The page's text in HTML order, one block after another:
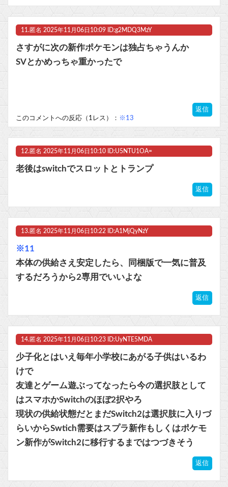
11. 匿名 2025年11月06日10:09 ID:g2MDQ3MzY
さすがに次の新作ポケモンは独占ちゃうんか
SVとかめっちゃ重かったで
返信
このコメントへの反応（1レス）： ※13
12. 匿名 2025年11月06日10:10 ID:U5NTU1OA=
老後はswitchでスロットとトランプ
返信
13. 匿名 2025年11月06日10:22 ID:A1MjQyNzY
※11
本体の供給さえ安定したら、同梱版で一気に普及
するだろうから2専用でいいよな
返信
14. 匿名 2025年11月06日10:23 ID:UyNTE5MDA
少子化とはいえ毎年小学校にあがる子供はいるわ
けで
友達とゲーム遊ぶってなったら今の選択肢として
はスマホかSwitchのほぼ2択やろ
現状の供給状態だとまだSwitch2は選択肢に入りづ
らいからSwtich需要はスプラ新作もしくはポケモ
ン新作がSwitch2に移行するまではつづきそう
返信